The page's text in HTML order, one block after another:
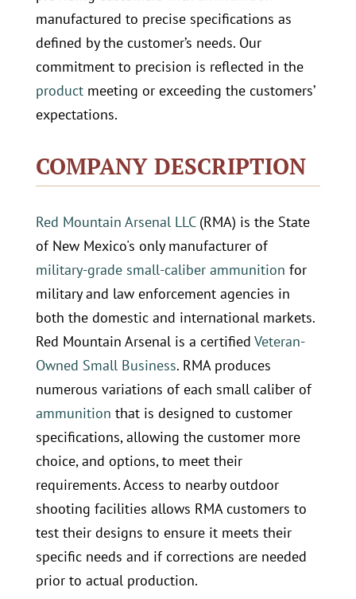
manufactured to precise specifications as
defined by the customer’s needs. Our
commitment to precision is reflected in the
productmeeting or exceeding the customers’
expectations.
COMPANY DESCRIPTION
Red Mountain Arsenal LLC(RMA) is the State
of New Mexico's only manufacturer of
military-grade small-caliber ammunition for
military and law enforcement agencies in
both the domestic and international markets.
Red Mountain Arsenal is a certified Veteran-
Owned Small Business. RMA produces
numerous variations of each small caliber of
ammunition that is designed to customer
specifications, allowing the customer more
choice, and options, to meet their
requirements. Access to nearby outdoor
shooting facilities allows RMA customers to
test their designs to ensure it meets their
specific needs and if corrections are needed
prior to actual production.